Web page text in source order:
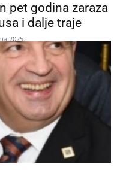
pet godina zaraza
i dalje traje
2025.